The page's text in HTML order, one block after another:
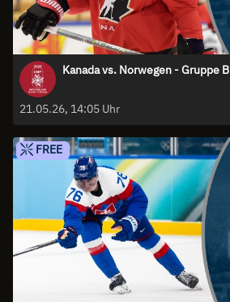
Kanada vs. Norwegen - Gruppe B
21.05.26, 14:05 Uhr
FREE